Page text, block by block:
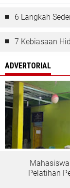
6 Langkah
7 Kebiasaan
ADVERTORIAL
Pelatihan